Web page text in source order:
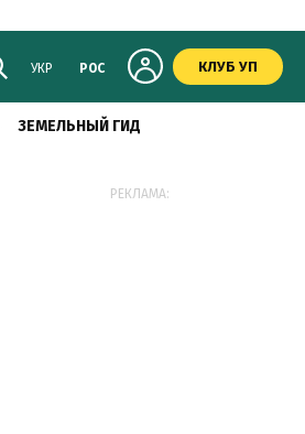
УКР РОС КЛУБ УП
ЗЕМЕЛЬНЫЙ ГИД
РЕКЛАМА: